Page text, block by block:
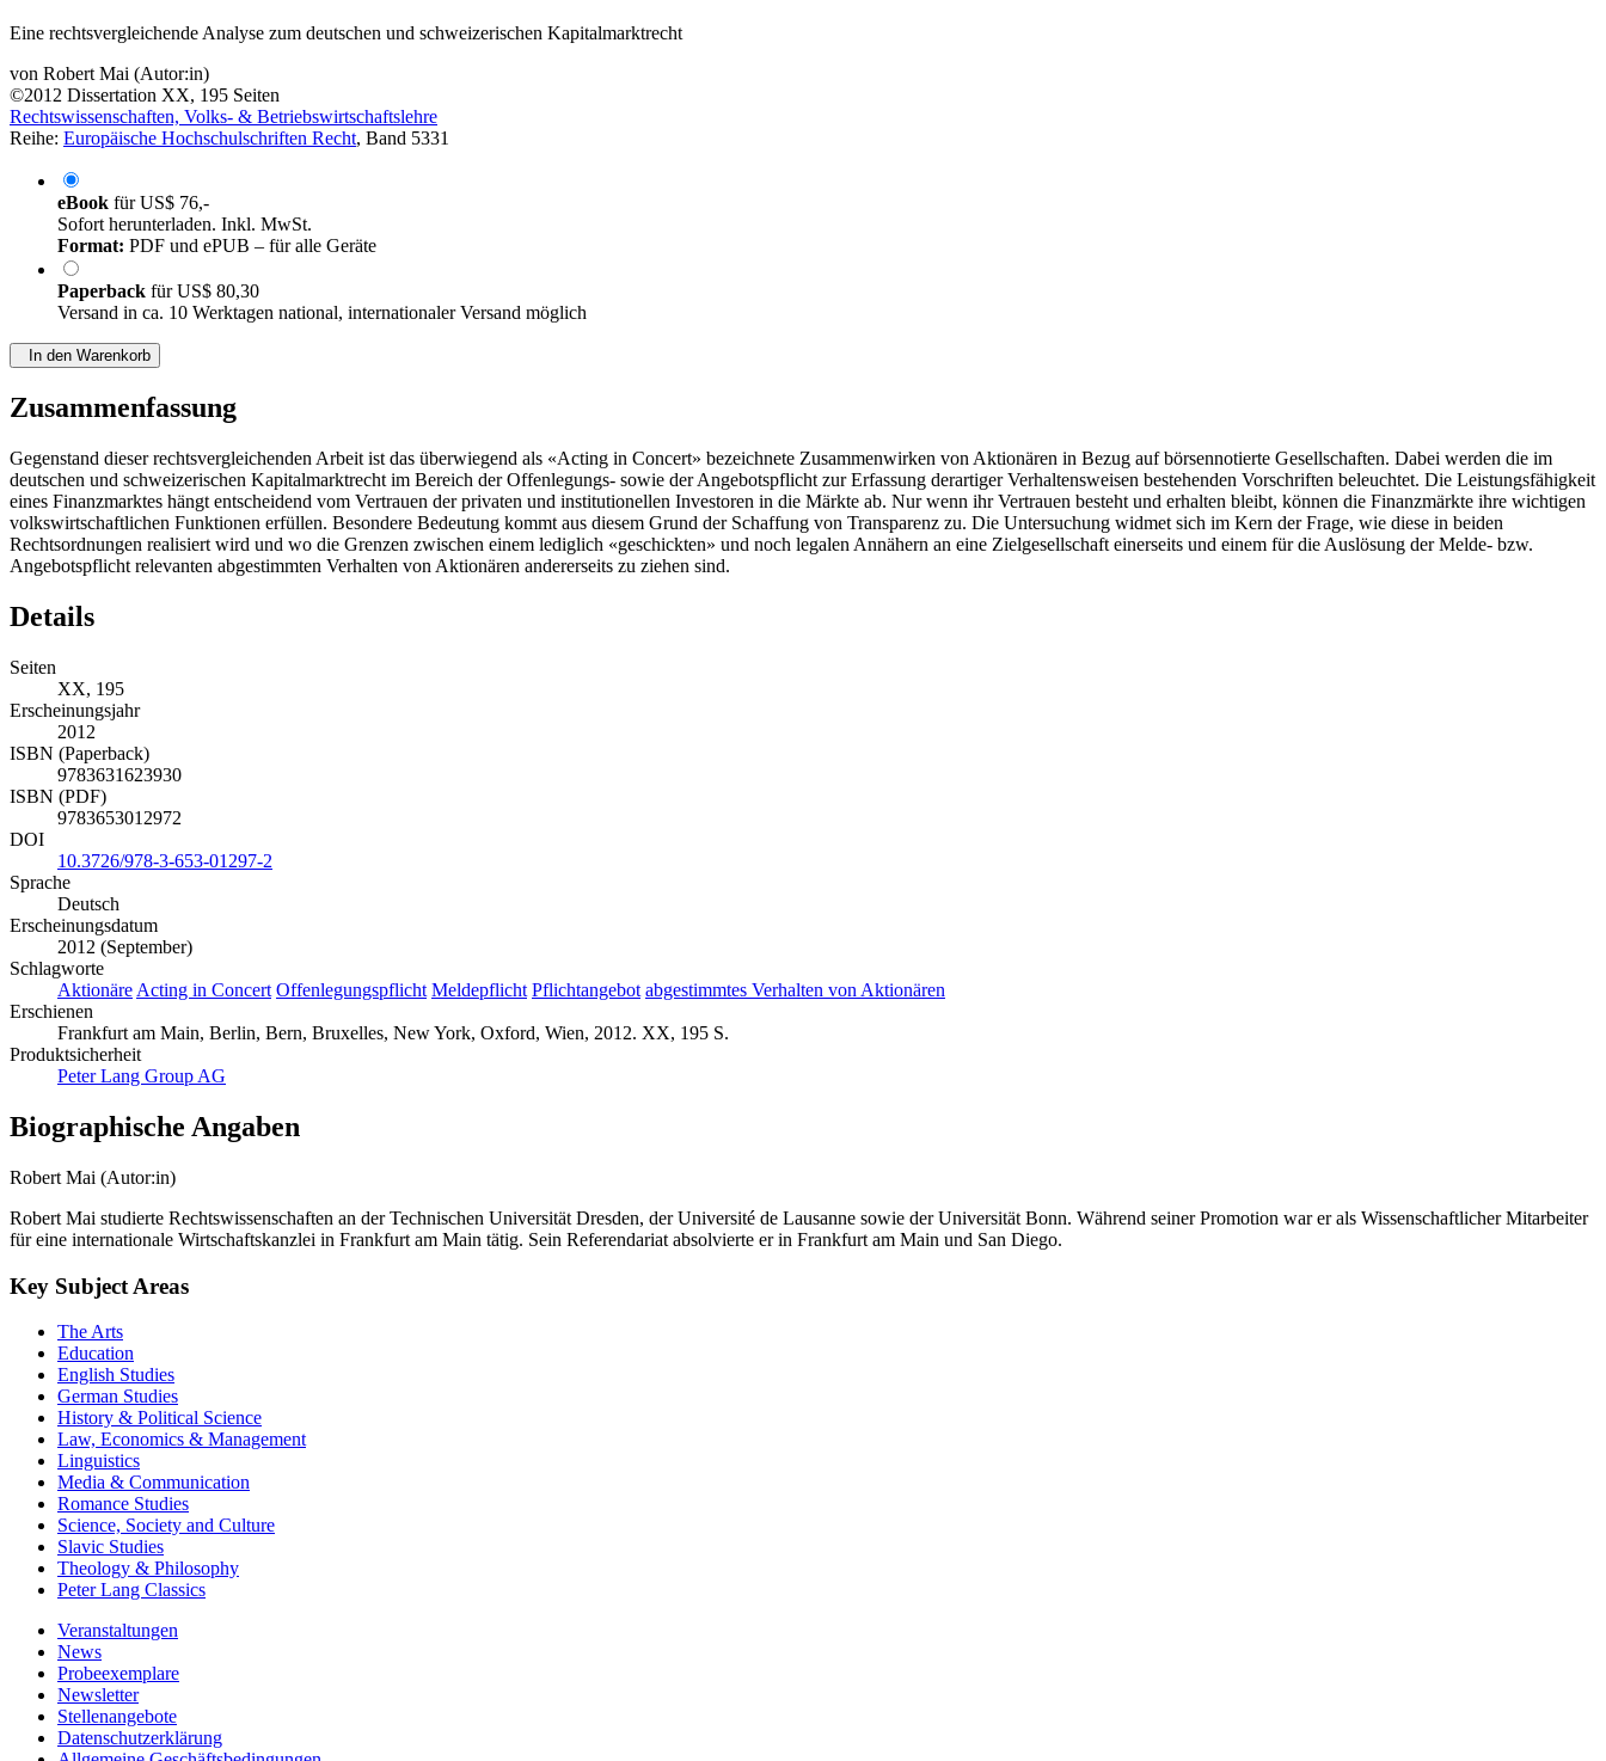
Eine rechtsvergleichende Analyse zum deutschen und schweizerischen Kapitalmarktrecht
von Robert Mai (Autor:in)
©2012 Dissertation XX, 195 Seiten
Rechtswissenschaften, Volks- & Betriebswirtschaftslehre
Reihe: Europäische Hochschulschriften Recht, Band 5331
eBook fürUS$ 76,-
Sofort herunterladen. Inkl. MwSt.
Format: PDF und ePUB – für alle Geräte
Paperback fürUS$ 80,30
Versand in ca. 10 Werktagen national, internationaler Versand möglich
In den Warenkorb
Zusammenfassung
Gegenstand dieser rechtsvergleichenden Arbeit ist das überwiegend als «Acting in Concert» bezeichnete Zusammenwirken von Aktionären in Bezug auf börsennotierte Gesellschaften. Dabei werden die im
deutschen und schweizerischen Kapitalmarktrecht im Bereich der Offenlegungs- sowie der Angebotspflicht zur Erfassung derartiger Verhaltensweisen bestehenden Vorschriften beleuchtet. Die Leistungsfähigkeit
eines Finanzmarktes hängt entscheidend vom Vertrauen der privaten und institutionellen Investoren in die Märkte ab. Nur wenn ihr Vertrauen besteht und erhalten bleibt, können die Finanzmärkte ihre wichtigen
volkswirtschaftlichen Funktionen erfüllen. Besondere Bedeutung kommt aus diesem Grund der Schaffung von Transparenz zu. Die Untersuchung widmet sich im Kern der Frage, wie diese in beiden
Rechtsordnungen realisiert wird und wo die Grenzen zwischen einem lediglich «geschickten» und noch legalen Annähern an eine Zielgesellschaft einerseits und einem für die Auslösung der Melde- bzw.
Angebotspflicht relevanten abgestimmten Verhalten von Aktionären andererseits zu ziehen sind.
Details
Seiten
XX, 195
Erscheinungsjahr
2012
ISBN (Paperback)
9783631623930
ISBN (PDF)
9783653012972
DOI
10.3726/978-3-653-01297-2
Sprache
Deutsch
Erscheinungsdatum
2012 (September)
Schlagworte
Aktionäre Acting in Concert Offenlegungspflicht Meldepflicht Pflichtangebot abgestimmtes Verhalten von Aktionären
Erschienen
Frankfurt am Main, Berlin, Bern, Bruxelles, New York, Oxford, Wien, 2012. XX, 195 S.
Produktsicherheit
Peter Lang Group AG
Biographische Angaben
Robert Mai (Autor:in)
Robert Mai studierte Rechtswissenschaften an der Technischen Universität Dresden, der Université de Lausanne sowie der Universität Bonn. Während seiner Promotion war er als Wissenschaftlicher Mitarbeiter
für eine internationale Wirtschaftskanzlei in Frankfurt am Main tätig. Sein Referendariat absolvierte er in Frankfurt am Main und San Diego.
Key Subject Areas
The Arts
Education
English Studies
German Studies
History & Political Science
Law, Economics & Management
Linguistics
Media & Communication
Romance Studies
Science, Society and Culture
Slavic Studies
Theology & Philosophy
Peter Lang Classics
Veranstaltungen
News
Probeexemplare
Newsletter
Stellenangebote
Datenschutzerklärung